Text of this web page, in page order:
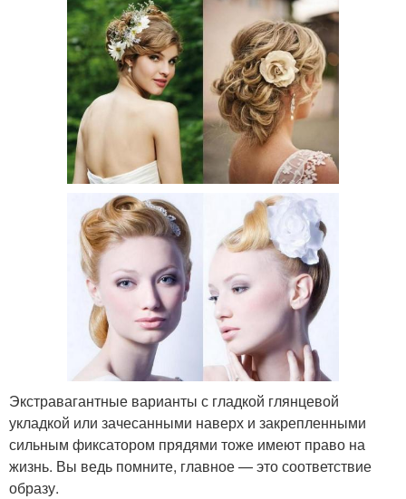
Экстравагантные варианты с гладкой глянцевой
укладкой или зачесанными наверх и закрепленными
сильным фиксатором прядями тоже имеют право на
жизнь. Вы ведь помните, главное — это соответствие
образу.